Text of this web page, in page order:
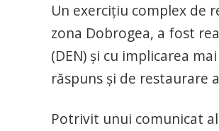
Un exerciţiu complex de
zona Dobrogea, a fost
(DEN) şi cu implicarea
răspuns şi de restaurare
Potrivit unui comunicat al